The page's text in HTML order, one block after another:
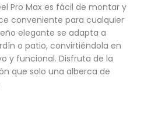
Pro Max es fácil de montar y
conveniente para cualquier
elegante se adapta a
o patio, convirtiéndola en
y funcional. Disfruta de la
que solo una alberca de